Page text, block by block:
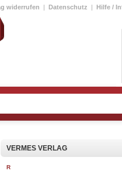
widerrufen | Datenschutz | Hilfe /
VERMES VERLAG
R